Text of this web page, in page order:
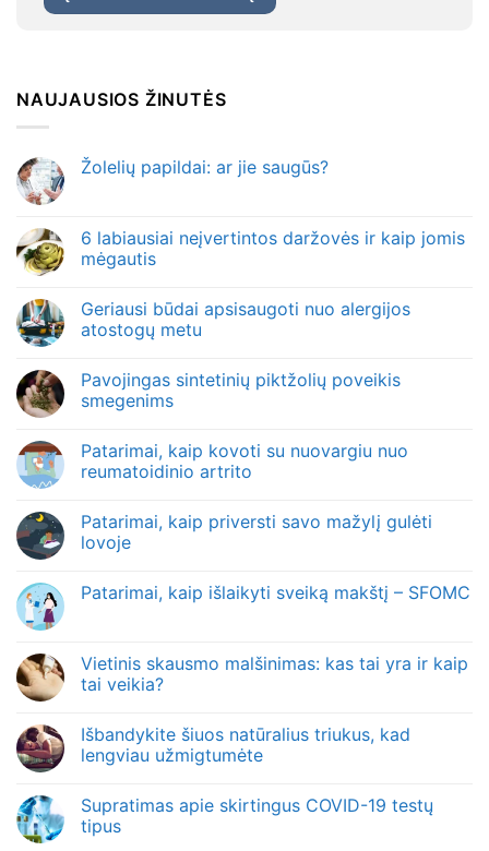
NAUJAUSIOS ŽINUTĖS
Žolelių papildai: ar jie saugūs?
6 labiausiai neįvertintos daržovės ir kaip jomis
mėgautis
Geriausi būdai apsisaugoti nuo alergijos
atostogų metu
Pavojingas sintetinių piktžolių poveikis
smegenims
Patarimai, kaip kovoti su nuovargiu nuo
reumatoidinio artrito
Patarimai, kaip priversti savo mažylį gulėti
lovoje
Patarimai, kaip išlaikyti sveiką makštį – SFOMC
Vietinis skausmo malšinimas: kas tai yra ir kaip
tai veikia?
Išbandykite šiuos natūralius triukus, kad
lengviau užmigtumėte
Supratimas apie skirtingus COVID-19 testų
tipus